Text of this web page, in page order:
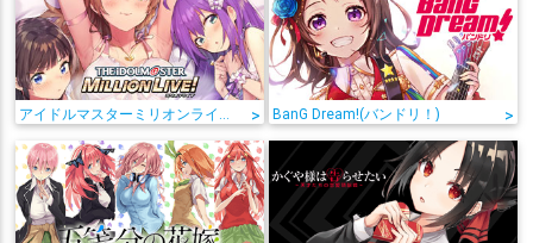
アイドルマスターミリオンライブ! > BanG Dream!(バンドリ！) >